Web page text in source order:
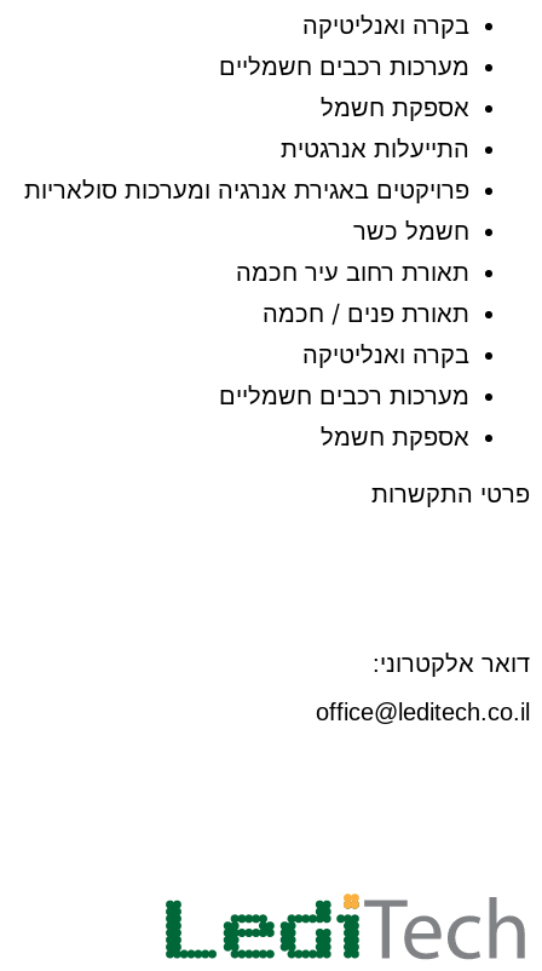
בקרה ואנליטיקה
מערכות רכבים חשמליים
אספקת חשמל
התייעלות אנרגטית
פרויקטים באגירת אנרגיה ומערכות סולאריות
חשמל כשר
תאורת רחוב עיר חכמה
תאורת פנים / חכמה
בקרה ואנליטיקה
מערכות רכבים חשמליים
אספקת חשמל
פרטי התקשרות
דואר אלקטרוני:
office@leditech.co.il